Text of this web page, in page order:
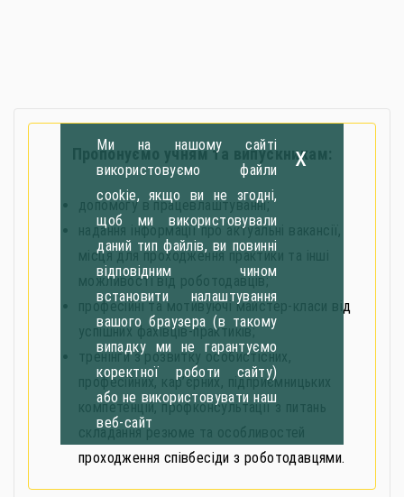
Пропонуємо учням та випускникам:
допомогу в працевлаштуванні;
надання інформації про актуальні вакансії,
місця для проходження практики та інші
можливості від роботодавців;
професійні та мотивуючі майстер-класи від
успішних фахівців-практиків;
тренінги з розвитку особистісних,
професійних, кар’єрних, підприємницьких
компетенцій, профконсультації з питань
складання резюме та особливостей
проходження співбесіди з роботодавцями.
Ми на нашому сайті
використовуємо файли
cookie, якщо ви не згодні,
щоб ми використовували
даний тип файлів, ви повинні
відповідним чином
встановити налаштування
вашого браузера (в такому
випадку ми не гарантуємо
коректної роботи сайту)
або не використовувати наш
веб-сайт
x